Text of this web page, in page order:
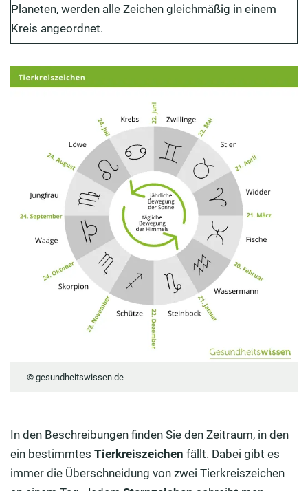
Planeten, werden alle Zeichen gleichmäßig in einem
Kreis angeordnet.
© gesundheitswissen.de
In den Beschreibungen finden Sie den Zeitraum, in den
ein bestimmtes Tierkreiszeichen fällt. Dabei gibt es
immer die Überschneidung von zwei Tierkreiszeichen